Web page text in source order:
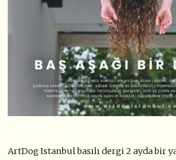
ArtDog Istanbul basılı dergi 2 ayda bir